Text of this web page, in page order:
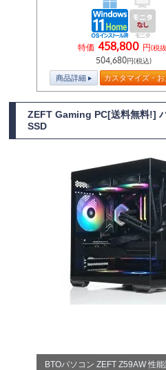
特価 458,800 円(税
504,680円(税込)
商品詳細 カスタマイズ・
ZEFT Gaming PC[送料無料!]
SSD
BTOパソコン ZEFT Z59AW 性